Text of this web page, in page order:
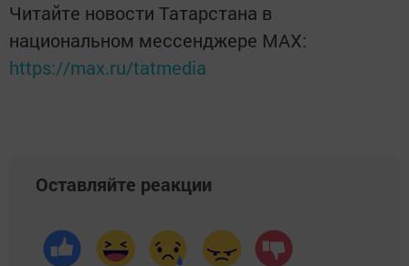
Читайте новости Татарстана в
национальном мессенджере MАХ:
https://max.ru/tatmedia
Оставляйте реакции